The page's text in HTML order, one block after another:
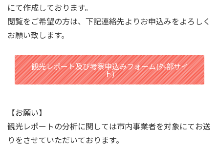
にて作成しております。
閲覧をご希望の方は、下記連絡先よりお申込みをよろしく
お願い致します。
観光レポート及び考察申込みフォーム(外部サイ
ト)
【お願い】
観光レポートの分析に関しては市内事業者を対象にてお送
りをさせていただいております。